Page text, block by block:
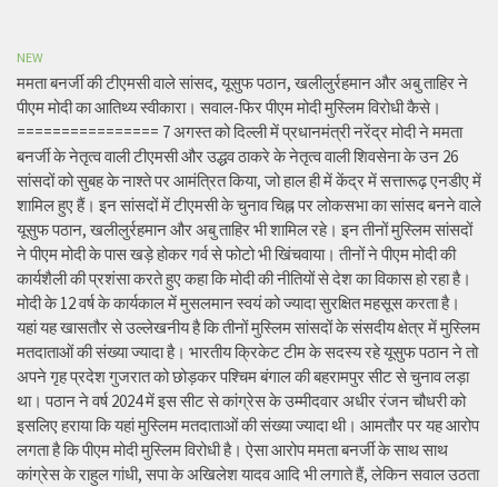
NEW
ममता बनर्जी की टीएमसी वाले सांसद, यूसुफ पठान, खलीलुर्रहमान और अबु ताहिर ने
पीएम मोदी का आतिथ्य स्वीकारा। सवाल-फिर पीएम मोदी मुस्लिम विरोधी कैसे।
================ 7 अगस्त को दिल्ली में प्रधानमंत्री नरेंद्र मोदी ने ममता
बनर्जी के नेतृत्व वाली टीएमसी और उद्धव ठाकरे के नेतृत्व वाली शिवसेना के उन 26
सांसदों को सुबह के नाश्ते पर आमंत्रित किया, जो हाल ही में केंद्र में सत्तारूढ़ एनडीए में
शामिल हुए हैं। इन सांसदों में टीएमसी के चुनाव चिह्न पर लोकसभा का सांसद बनने वाले
यूसुफ पठान, खलीलुर्रहमान और अबु ताहिर भी शामिल रहे। इन तीनों मुस्लिम सांसदों
ने पीएम मोदी के पास खड़े होकर गर्व से फोटो भी खिंचवाया। तीनों ने पीएम मोदी की
कार्यशैली की प्रशंसा करते हुए कहा कि मोदी की नीतियों से देश का विकास हो रहा है।
मोदी के 12 वर्ष के कार्यकाल में मुसलमान स्वयं को ज्यादा सुरक्षित महसूस करता है।
यहां यह खासतौर से उल्लेखनीय है कि तीनों मुस्लिम सांसदों के संसदीय क्षेत्र में मुस्लिम
मतदाताओं की संख्या ज्यादा है। भारतीय क्रिकेट टीम के सदस्य रहे यूसुफ पठान ने तो
अपने गृह प्रदेश गुजरात को छोड़कर पश्चिम बंगाल की बहरामपुर सीट से चुनाव लड़ा
था। पठान ने वर्ष 2024 में इस सीट से कांग्रेस के उम्मीदवार अधीर रंजन चौधरी को
इसलिए हराया कि यहां मुस्लिम मतदाताओं की संख्या ज्यादा थी। आमतौर पर यह आरोप
लगता है कि पीएम मोदी मुस्लिम विरोधी है। ऐसा आरोप ममता बनर्जी के साथ साथ
कांग्रेस के राहुल गांधी, सपा के अखिलेश यादव आदि भी लगाते हैं, लेकिन सवाल उठता